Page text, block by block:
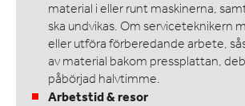
material i eller runt maskinerna,
ska undvikas. Om serviceteknikern
eller utföra förberedande arbete,
av material bakom pressplattan,
påbörjad halvtimme.
Arbetstid & resor